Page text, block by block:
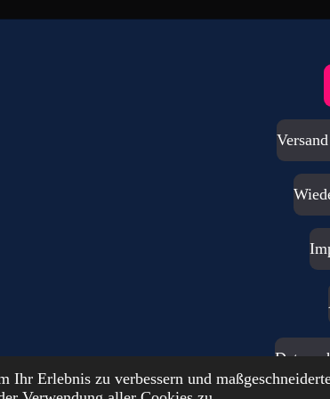
Ihr Erlebnis zu verbessern und